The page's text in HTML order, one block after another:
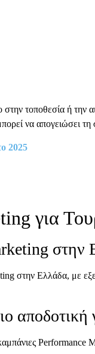
τοποθεσία ή
να απογειώσει τη
2025
για
στην
στην Ελλάδα, με